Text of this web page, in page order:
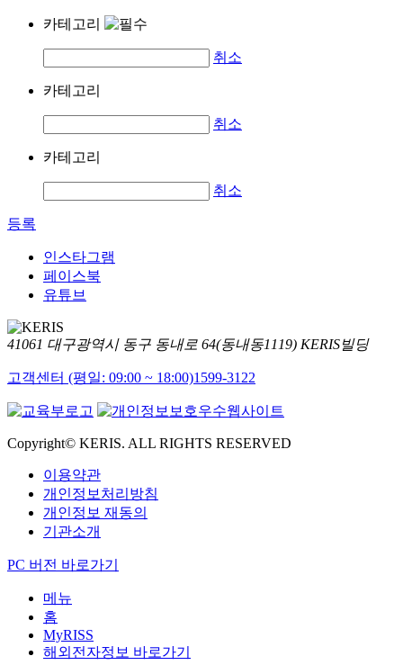
카테고리
취소
카테고리
취소
카테고리
취소
등록
인스타그램
페이스북
유튜브
41061 대구광역시 동구 동내로 64(동내동1119) KERIS빌딩
고객센터 (평일: 09:00 ~ 18:00)1599-3122
Copyright© KERIS. ALL RIGHTS RESERVED
이용약관
개인정보처리방침
개인정보 재동의
기관소개
PC 버전 바로가기
메뉴
홈
MyRISS
해외전자정보 바로가기